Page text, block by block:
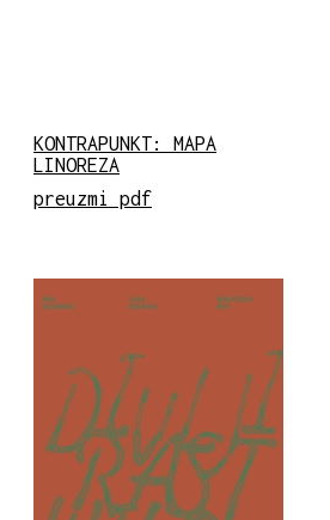
KONTRAPUNKT: MAPA
LINOREZA
preuzmi pdf